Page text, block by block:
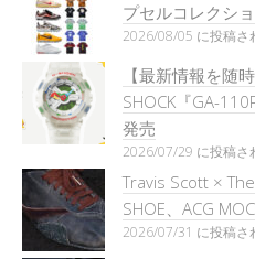
プセルコレクシ
2026/08/05 に投稿さ
【最新情報を随
SHOCK『GA-
発売
2026/07/29 に投稿さ
Travis Scott ×
SHOE、ACG
2026/07/31 に投稿さ